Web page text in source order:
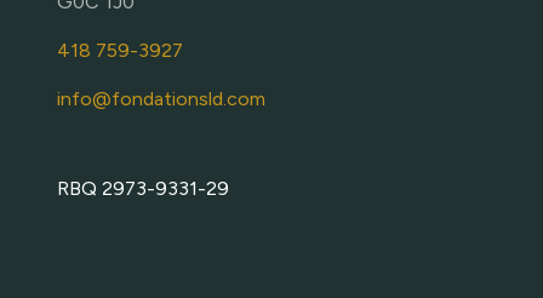
418 759-3927
info@fondationsld.com
RBQ 2973-9331-29